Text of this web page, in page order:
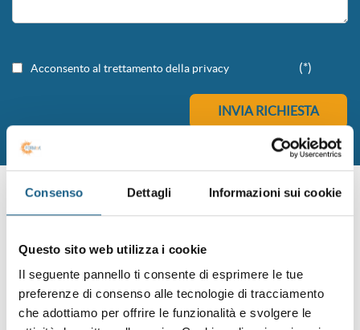
Consenso Dettagli Informazioni sui cookie
Questo sito web utilizza i cookie
Il seguente pannello ti consente di esprimere le tue
preferenze di consenso alle tecnologie di tracciamento
che adottiamo per offrire le funzionalità e svolgere le
Acconsento al trettamento della privacy (*)
UN PERCORSO PIENO DI
OPPORTUNITÀ
concentrazione e determinazione?
Desideri ridisegnare il tuo curriculum o confrontarti per
mettere a fuoco i tuoi punti di forza?